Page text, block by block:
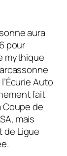
aura
pour
mythique
Auto
fait
de
mais
de Ligue